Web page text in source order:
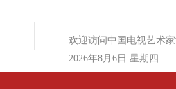
欢迎访问中国电视艺术家
2026年8月6日 星期四